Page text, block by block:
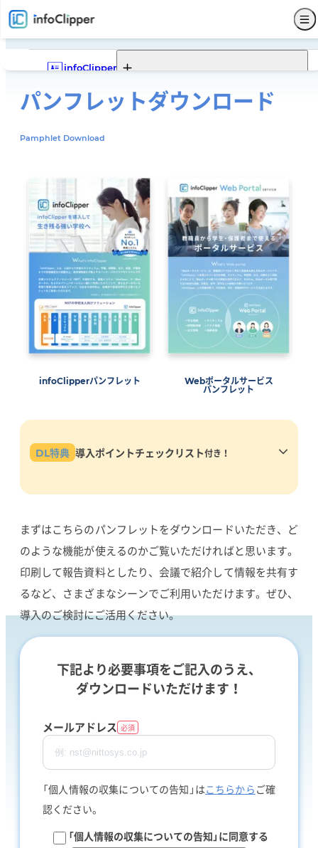
パンフレットダウンロード
Pamphlet Download
infoClipperパンフレット
Webポータルサービス
パンフレット
DL特典 導入ポイントチェックリスト付き！
まずはこちらのパンフレットをダウンロードいただき、ど
のような機能が使えるのかご覧いただければと思います。
印刷して報告資料としたり、会議で紹介して情報を共有す
るなど、さまざまなシーンでご利用いただけます。ぜひ、
導入のご検討にご活用ください。
下記より必要事項をご記入のうえ、
ダウンロードいただけます！
メールアドレス 必須
「個人情報の収集についての告知」はこちらから ご確
認ください。
「個人情報の収集についての告知」に同意する
infoClipper
infoClipperの機能一覧 infoClipperの強み
導入実績
Webポータル
Webポータルの機能一覧
機能一覧
募集 出席
サービス仕様
サポート セキュリティ システム構成 開発コンセプト
その他
システム比較 単位制について よくある質問
販売代理店
新着情報
お問い合わせ
パンフレットダウンロード